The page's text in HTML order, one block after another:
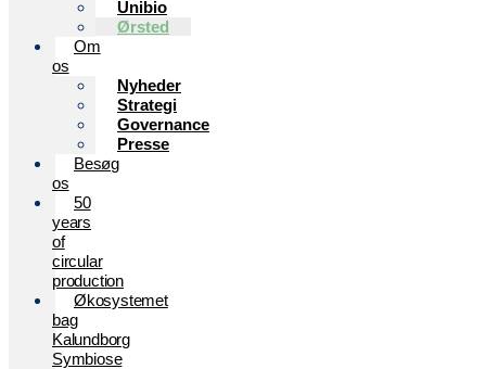
Unibio
Ørsted
Om
os
Nyheder
Strategi
Governance
Presse
Besøg
os
50
years
of
circular
production
Økosystemet
bag
Kalundborg
Symbiose